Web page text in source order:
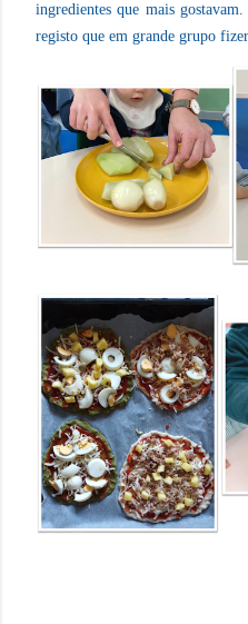
ingredientes que mais
registo que em grande grupo